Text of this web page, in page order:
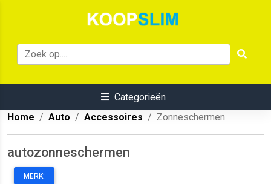
Categorieën
Home
Auto Accessoires Zonneschermen
autozonneschermen
MERK: